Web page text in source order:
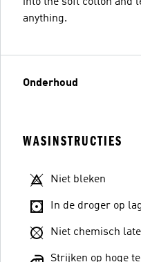
anything.
Onderhoud
WASINSTRUCTIES
Niet bleken
In de droger op
Niet chemisch
Strijken op hoge